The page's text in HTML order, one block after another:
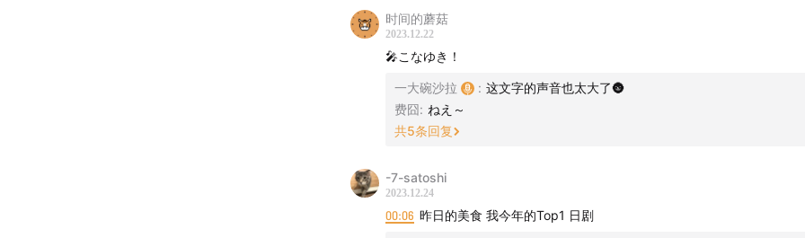
提前预祝大家圣诞快乐，新年快乐，总之干啥都快乐！明年见啦：）
具体内容
在进入日剧分享前，先探讨一下日剧真的没人看了吗？
09:54
来快速重温一下《重启人生》吧，小福还记得不，粉雪想听不～
时间的蘑菇
2023.12.22
🎤こなゆき！
一大碗沙拉 : 这文字的声音也太大了🌚
费囧: ねえ～
共5条回复
-7-satoshi
2023.12.24
00:06 昨日的美食 我今年的Top1 日剧